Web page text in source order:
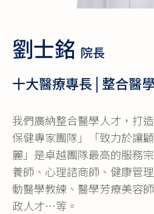
劉士銘 院長
十大醫療專長 | 整合醫
我們廣納整合醫學人才，打
保健專家團隊」「致力於讓
麗」是卓越團隊最高的服務
養師、心理諮商師、健康管
動醫學教練、醫學芳療美容
政人才…等。